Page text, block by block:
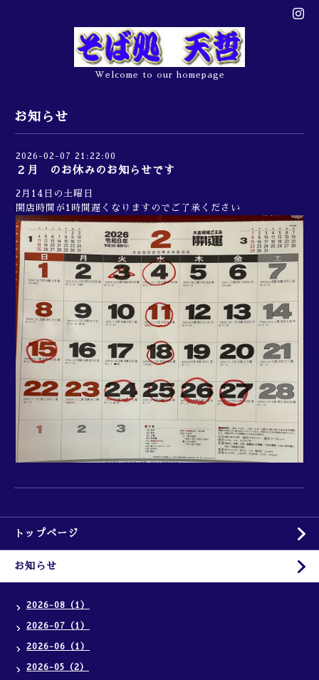
Welcome to our homepage
お知らせ
2026-02-07 21:22:00
２月 のお休みのお知らせです
2月14日の土曜日
開店時間が1時間遅くなりますのでご了承ください
トップページ
お知らせ
2026-08（1）
2026-07（1）
2026-06（1）
2026-05（2）